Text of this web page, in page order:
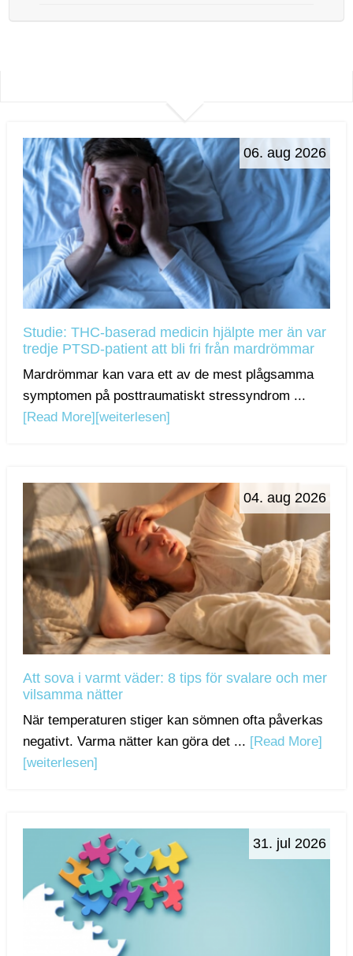
06. aug 2026
Studie: THC-baserad medicin hjälpte mer än var
tredje PTSD-patient att bli fri från mardrömmar
Mardrömmar kan vara ett av de mest plågsamma
symptomen på posttraumatiskt stressyndrom ...
[Read More] [weiterlesen]
04. aug 2026
Att sova i varmt väder: 8 tips för svalare och mer
vilsamma nätter
När temperaturen stiger kan sömnen ofta påverkas
negativt. Varma nätter kan göra det ... [Read More]
[weiterlesen]
31. jul 2026